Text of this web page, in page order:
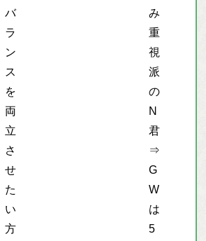
バ
ラ
ン
ス
を
両
立
さ
せ
た
い
方
み
重
視
派
の
N
君
⇒
G
W
は
5